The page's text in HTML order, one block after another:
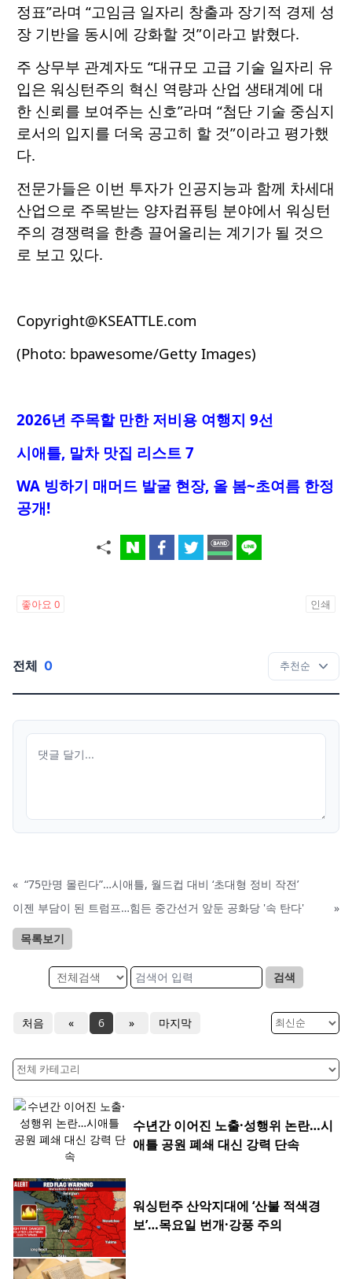
정표”라며 “고임금 일자리 창출과 장기적 경제 성
장 기반을 동시에 강화할 것”이라고 밝혔다.
주 상무부 관계자도 “대규모 고급 기술 일자리 유
입은 워싱턴주의 혁신 역량과 산업 생태계에 대
한 신뢰를 보여주는 신호”라며 “첨단 기술 중심지
로서의 입지를 더욱 공고히 할 것”이라고 평가했
다.
전문가들은 이번 투자가 인공지능과 함께 차세대
산업으로 주목받는 양자컴퓨팅 분야에서 워싱턴
주의 경쟁력을 한층 끌어올리는 계기가 될 것으
로 보고 있다.
Copyright@KSEATTLE.com
(Photo: bpawesome/Getty Images)
2026년 주목할 만한 저비용 여행지 9선
시애틀, 말차 맛집 리스트 7
WA 빙하기 매머드 발굴 현장, 올 봄~초여름 한정
공개!
좋아요 0 인쇄
전체 0
« “75만명 몰린다”…시애틀, 월드컵 대비 ‘초대형 정비 작전’
이젠 부담이 된 트럼프…힘든 중간선거 앞둔 공화당 '속 탄다'
»
목록보기
검색
처음 « 6 » 마지막
수년간 이어진 노출·성행위 논란…시
애틀 공원 폐쇄 대신 강력 단속
워싱턴주 산악지대에 ‘산불 적색경
보’…목요일 번개·강풍 주의